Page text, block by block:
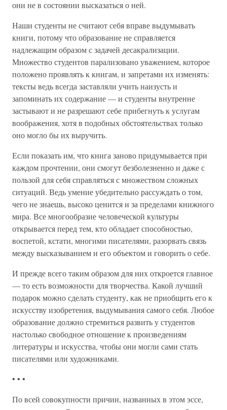
они не в состоянии высказаться о ней.
Наши студенты не считают себя вправе выдумывать
книги, потому что образование не справляется
надлежащим образом с задачей десакрализации.
Множество студентов парализовано уважением, которое
положено проявлять к книгам, и запретами их изменять:
тексты ведь всегда заставляли учить наизусть и
запоминать их содержание — и студенты внутренне
застывают и не разрешают себе прибегнуть к услугам
воображения, хотя в подобных обстоятельствах только
оно могло бы их выручить.
Если показать им, что книга заново придумывается при
каждом прочтении, они смогут безболезненно и даже с
пользой для себя справляться с множеством сложных
ситуаций. Ведь умение убедительно рассуждать о том,
чего не знаешь, высоко ценится и за пределами книжного
мира. Все многообразие человеческой культуры
открывается перед тем, кто обладает способностью,
воспетой, кстати, многими писателями, разорвать связь
между высказыванием и его объектом и говорить о себе.
И прежде всего таким образом для них откроется главное
— то есть возможности для творчества. Какой лучший
подарок можно сделать студенту, как не приобщить его к
искусству изобретения, выдумывания самого себя. Любое
образование должно стремиться развить у студентов
настолько свободное отношение к произведениям
литературы и искусства, чтобы они могли сами стать
писателями или художниками.
• • •
По всей совокупности причин, названных в этом эссе,